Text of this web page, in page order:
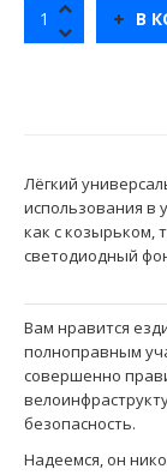
В
Лёгкий
использования в
как с козырьком,
светодиодный
Вам нравится
полноправным
совершенно
безопасность.
Надеемся, он